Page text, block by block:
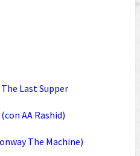
Last Supper
AA Rashid)
The Machine)